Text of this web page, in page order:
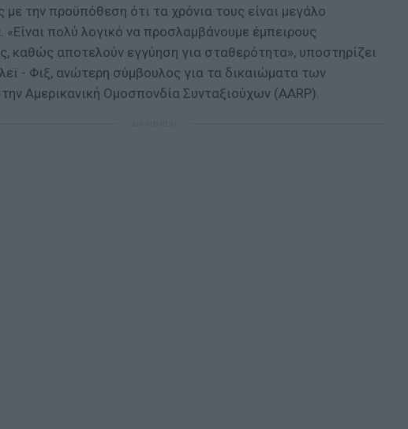
με την προϋπόθεση ότι τα χρόνια τους είναι μεγάλο
«Είναι πολύ λογικό να προσλαμβάνουμε έμπειρους
καθώς αποτελούν εγγύηση για σταθερότητα», υποστηρίζει
- Φιξ, ανώτερη σύμβουλος για τα δικαιώματα των
Αμερικανική Ομοσπονδία Συνταξιούχων (AARP).